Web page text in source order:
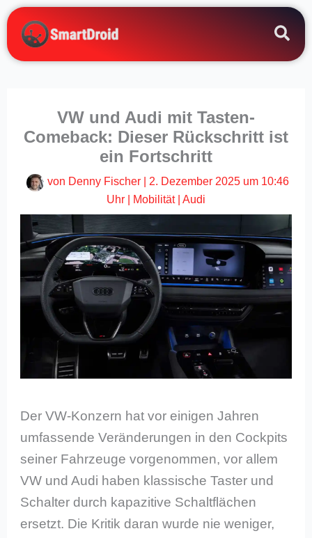
Zum
Inhalt
springen
VW und Audi mit Tasten-
Comeback: Dieser Rückschritt ist
ein Fortschritt
von Denny Fischer
2. Dezember 2025 um 10:46
Uhr
Mobilität| Audi
Der VW-Konzern hat vor einigen Jahren
umfassende Veränderungen in den Cockpits
seiner Fahrzeuge vorgenommen, vor allem
VW und Audi haben klassische Taster und
Schalter durch kapazitive Schaltflächen
ersetzt. Die Kritik daran wurde nie weniger,